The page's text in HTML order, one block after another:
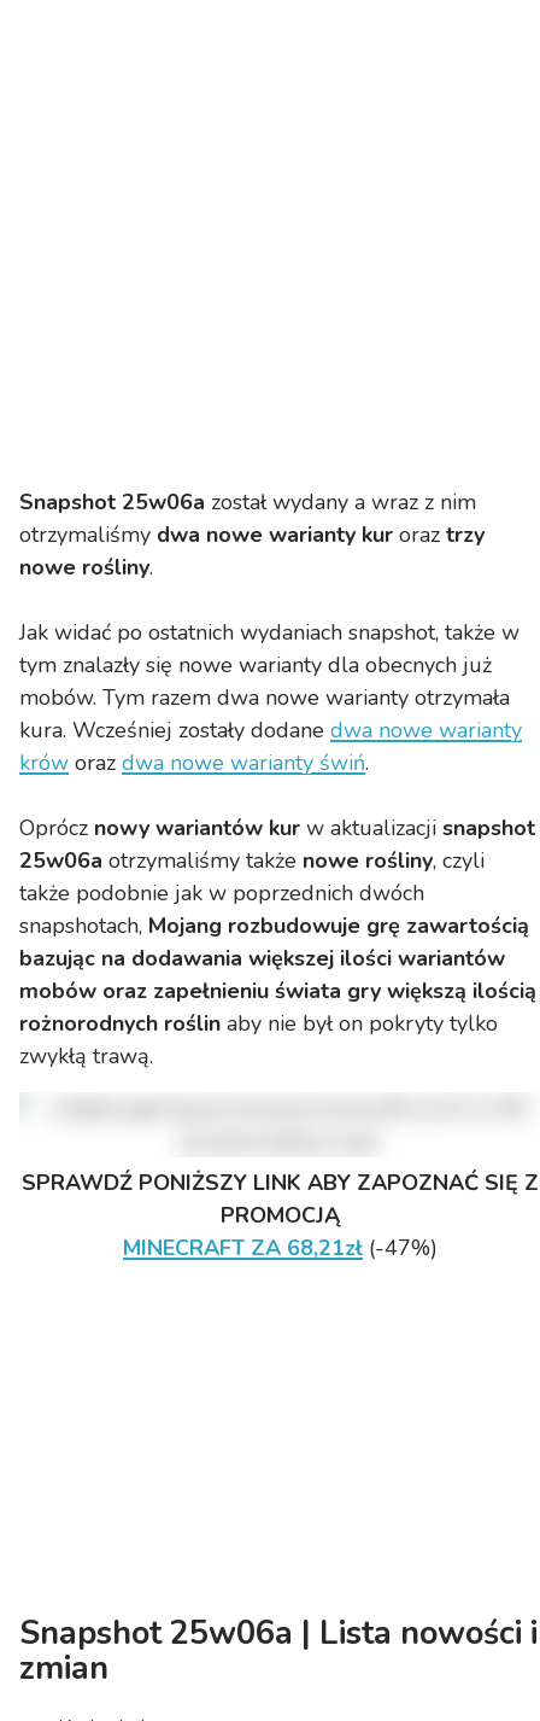
Snapshot 25w06a został wydany a wraz z nim
otrzymaliśmy dwa nowe warianty kur oraz trzy
nowe rośliny.
Jak widać po ostatnich wydaniach snapshot, także w
tym znalazły się nowe warianty dla obecnych już
mobów. Tym razem dwa nowe warianty otrzymała
kura. Wcześniej zostały dodane dwa nowe warianty
krów oraz dwa nowe warianty świń.
Oprócz nowy wariantów kur w aktualizacji snapshot
25w06a otrzymaliśmy także nowe rośliny, czyli
także podobnie jak w poprzednich dwóch
snapshotach, Mojang rozbudowuje grę zawartością
bazując na dodawania większej ilości wariantów
mobów oraz zapełnieniu świata gry większą ilością
rożnorodnych roślin aby nie był on pokryty tylko
zwykłą trawą.
SPRAWDŹ PONIŻSZY LINK ABY ZAPOZNAĆ SIĘ Z
PROMOCJĄ
MINECRAFT ZA 68,21zł(-47%)
Snapshot 25w06a | Lista nowości i
zmian